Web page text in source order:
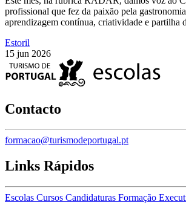
profissional que fez da paixão pela
aprendizagem contínua, criatividade e partilha
Estoril
15 jun 2026
Contacto
formacao@turismodeportugal.pt
Links Rápidos
Escolas Cursos Candidaturas Formação